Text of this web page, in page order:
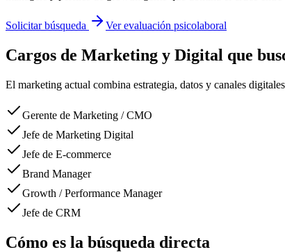
Solicitar búsqueda Ver evaluación psicolaboral
Cargos de Marketing y Digital que
El marketing actual combina estrategia, datos y canales
Gerente de Marketing / CMO
Jefe de Marketing Digital
Jefe de E-commerce
Brand Manager
Growth / Performance Manager
Jefe de CRM
Cómo es la búsqueda directa